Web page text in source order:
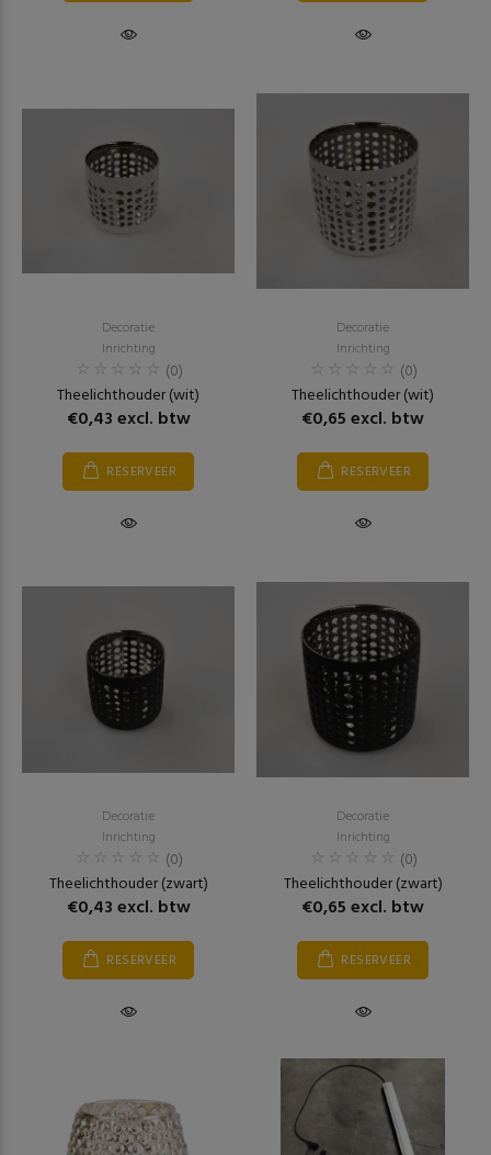
Decoratie
Inrichting
(0)
Theelichthouder (wit)
€0,43 excl. btw
RESERVEER
Decoratie
Inrichting
(0)
Theelichthouder (wit)
€0,65 excl. btw
RESERVEER
Decoratie
Inrichting
(0)
Theelichthouder (zwart)
€0,43 excl. btw
RESERVEER
Decoratie
Inrichting
(0)
Theelichthouder (zwart)
€0,65 excl. btw
RESERVEER